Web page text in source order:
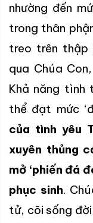
nhường đến
trong thân
treo trên thập
qua Chúa
Khả năng tình
thể đạt mức
của tình yêu
xuyên thủng
mở ‘phiến đá
phục sinh.
tử, cõi sống